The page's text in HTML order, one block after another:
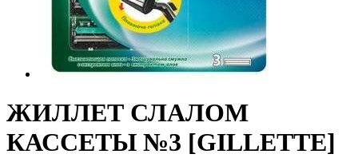
ЖИЛЛЕТ СЛАЛОМ
КАССЕТЫ №3 [GILLETTE]